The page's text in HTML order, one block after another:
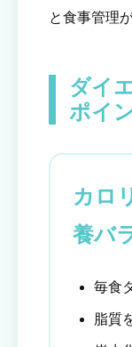
と食事管理
ダイ
ポイ
カロ
養バ
毎食
脂質